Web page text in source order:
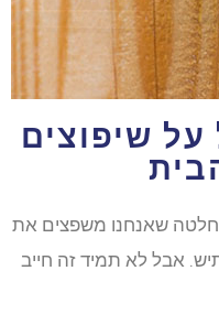
שיפוצים
שאנחנו משפצים את
אבל לא תמיד זה חייב